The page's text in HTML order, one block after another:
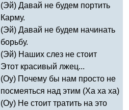
(Эй) Давай не будем портить
Карму.
(Эй) Давай не будем начинать
борьбу.
(Эй) Наших слез не стоит
Этот красивый лжец...
(Оу) Почему бы нам просто не
посмеяться над этим (Ха ха ха)
(Оу) Не стоит тратить на это